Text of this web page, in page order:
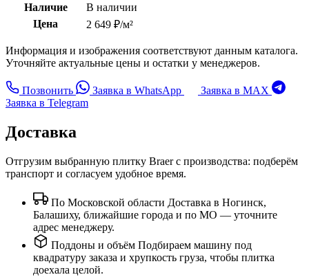
Наличие
В наличии
Цена
2 649 ₽/м²
Информация и изображения соответствуют данным каталога.
Уточняйте актуальные цены и остатки у менеджеров.
Позвонить Заявка в WhatsApp
Заявка в MAX
Заявка в Telegram
Доставка
Отгрузим выбранную плитку Braer с производства: подберём
транспорт и согласуем удобное время.
По Московской области Доставка в Ногинск,
Балашиху, ближайшие города и по МО — уточните
адрес менеджеру.
Поддоны и объём Подбираем машину под
квадратуру заказа и хрупкость груза, чтобы плитка
доехала целой.